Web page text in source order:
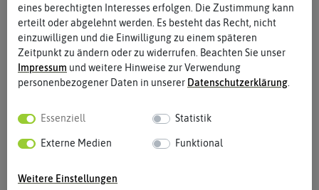
eines berechtigten Interesses erfolgen. Die Zustimmung kann
erteilt oder abgelehnt werden. Es besteht das Recht, nicht
einzuwilligen und die Einwilligung zu einem späteren
Zeitpunkt zu ändern oder zu widerrufen. Beachten Sie unser
Impressum und weitere Hinweise zur Verwendung
personenbezogener Daten in unserer Daten­schutz­erklärung
Essenziell Statistik
Externe Medien Funktional
Weitere Einstellungen